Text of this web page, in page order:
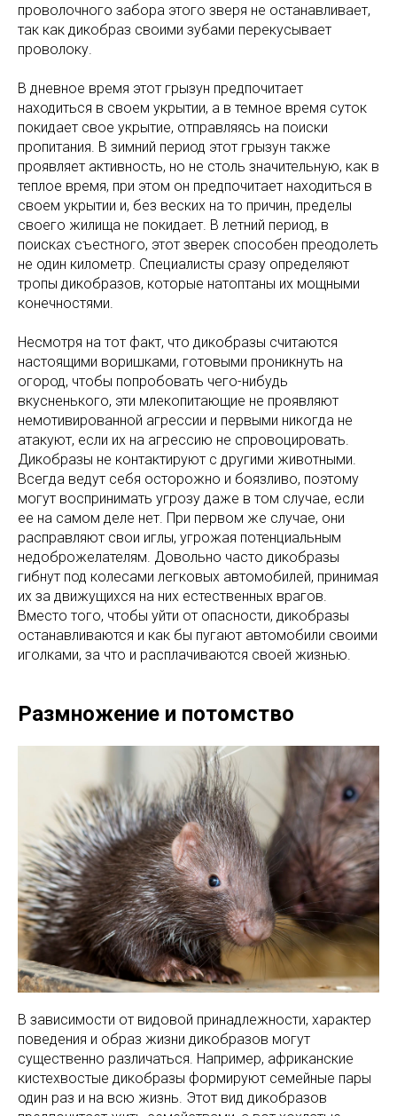
проволочного забора этого зверя не останавливает,
так как дикобраз своими зубами перекусывает
проволоку.
В дневное время этот грызун предпочитает
находиться в своем укрытии, а в темное время суток
покидает свое укрытие, отправляясь на поиски
пропитания. В зимний период этот грызун также
проявляет активность, но не столь значительную, как в
теплое время, при этом он предпочитает находиться в
своем укрытии и, без веских на то причин, пределы
своего жилища не покидает. В летний период, в
поисках съестного, этот зверек способен преодолеть
не один километр. Специалисты сразу определяют
тропы дикобразов, которые натоптаны их мощными
конечностями.
Несмотря на тот факт, что дикобразы считаются
настоящими воришками, готовыми проникнуть на
огород, чтобы попробовать чего-нибудь
вкусненького, эти млекопитающие не проявляют
немотивированной агрессии и первыми никогда не
атакуют, если их на агрессию не спровоцировать.
Дикобразы не контактируют с другими животными.
Всегда ведут себя осторожно и боязливо, поэтому
могут воспринимать угрозу даже в том случае, если
ее на самом деле нет. При первом же случае, они
расправляют свои иглы, угрожая потенциальным
недоброжелателям. Довольно часто дикобразы
гибнут под колесами легковых автомобилей, принимая
их за движущихся на них естественных врагов.
Вместо того, чтобы уйти от опасности, дикобразы
останавливаются и как бы пугают автомобили своими
иголками, за что и расплачиваются своей жизнью.
Размножение и потомство
В зависимости от видовой принадлежности, характер
поведения и образ жизни дикобразов могут
существенно различаться. Например, африканские
кистехвостые дикобразы формируют семейные пары
один раз и на всю жизнь. Этот вид дикобразов